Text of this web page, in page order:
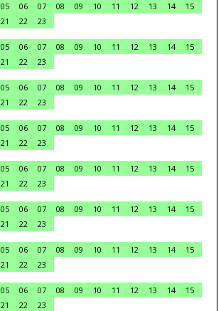
05 06 07 08 09 10 11 12 13 14
15
21 22
23
05 06 07 08 09 10 11 12 13 14
15
21 22
23
05 06 07 08 09 10 11 12 13 14
15
21 22
23
05 06 07 08 09 10 11 12 13 14
15
21 22
23
05 06 07 08 09 10 11 12 13 14
15
21 22
23
05 06 07 08 09 10 11 12 13 14
15
21 22
23
05 06 07 08 09 10 11 12 13 14
15
21 22
23
05 06 07 08 09 10 11 12 13 14
15
21 22
23